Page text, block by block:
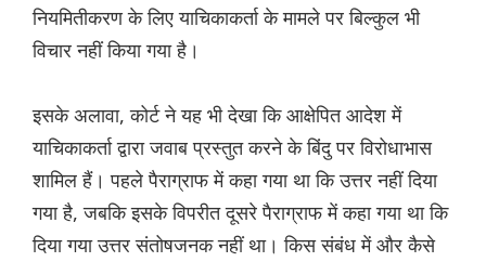
नियमितीकरण के लिए याचिकाकर्ता के मामले पर बिल्कुल भी
विचार नहीं किया गया है।
इसके अलावा, कोर्ट ने यह भी देखा कि आक्षेपित आदेश में
याचिकाकर्ता द्वारा जवाब प्रस्तुत करने के बिंदु पर विरोधाभास
शामिल हैं। पहले पैराग्राफ में कहा गया था कि उत्तर नहीं दिया
गया है, जब‌कि इसके विपरीत दूसरे पैराग्राफ में कहा गया था कि
दिया गया उत्तर संतोषजनक नहीं था। किस संबंध में और कैसे